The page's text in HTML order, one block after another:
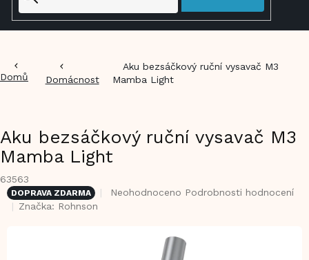
Domů Domácnost
Aku bezsáčkový ruční vysavač M3
Mamba Light
Aku bezsáčkový ruční vysavač M3
Mamba Light
63563
DOPRAVA ZDARMA
Průměrné
Neohodnoceno Podrobnosti hodnocení
Značka: Rohnson